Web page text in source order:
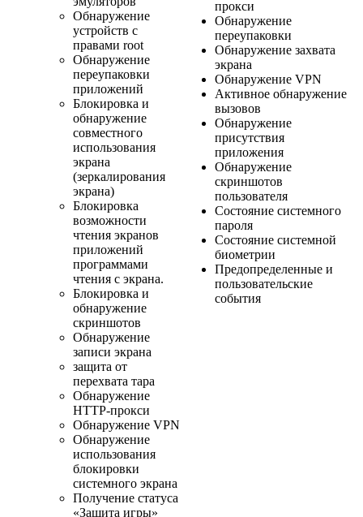
Обнаружение
устройств с
правами root
Обнаружение
переупаковки
приложений
Блокировка и
обнаружение
совместного
использования
экрана
(зеркалирования
экрана)
Блокировка
возможности
чтения экранов
приложений
программами
чтения с экрана.
Блокировка и
обнаружение
скриншотов
Обнаружение
записи экрана
защита от
перехвата тара
Обнаружение
HTTP-прокси
Обнаружение VPN
Обнаружение
использования
блокировки
системного экрана
Получение статуса
«Защита игры»
прокси
Обнаружение
переупаковки
Обнаружение захвата
экрана
Обнаружение VPN
Активное обнаружение
вызовов
Обнаружение
присутствия
приложения
Обнаружение
скриншотов
пользователя
Состояние системного
пароля
Состояние системной
биометрии
Предопределенные и
пользовательские
события